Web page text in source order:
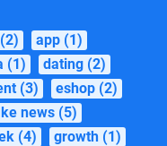
(2) app (1)
(1) dating (2)
(3) eshop (2)
news (5)
(4) growth (1)